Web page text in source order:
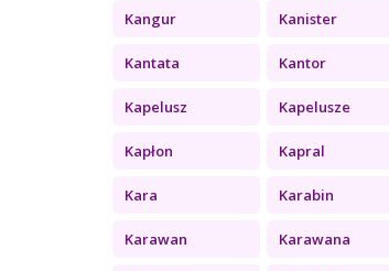
Kangur Kanister
Kantata Kantor
Kapelusz Kapelusze
Kapłon Kapral
Kara Karabin
Karawan Karawana